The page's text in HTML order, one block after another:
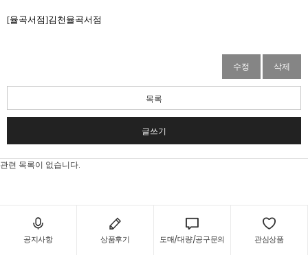
[율곡서점]김천율곡서점
수정 삭제
목록
글쓰기
관련 목록이 없습니다.
공지사항 상품후기 도매/대량/공구문의 관심상품